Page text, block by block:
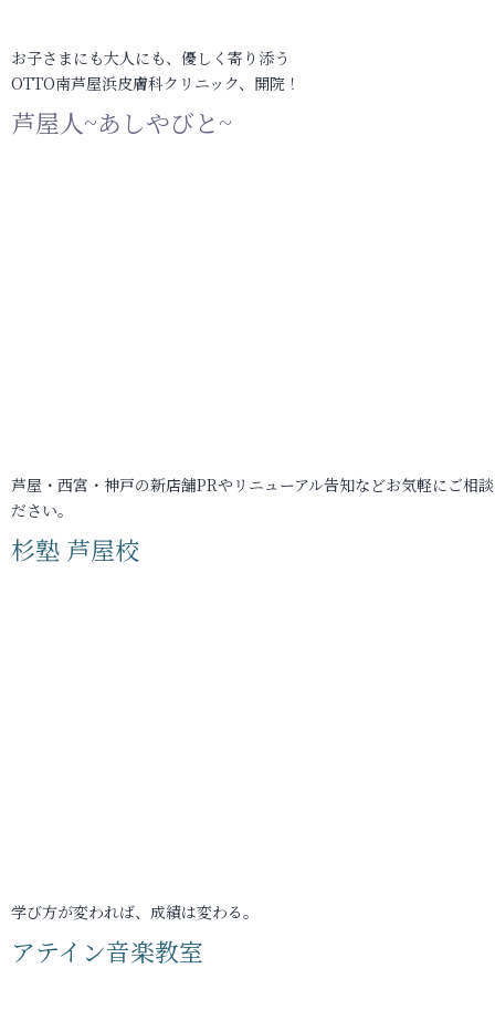
お子さまにも大人にも、優しく寄り添う
OTTO南芦屋浜皮膚科クリニック、開院！
芦屋人~あしやびと~
芦屋・西宮・神戸の新店舗PRやリニューアル告知などお気軽にご相
ださい。
杉塾 芦屋校
学び方が変われば、成績は変わる。
アテイン音楽教室